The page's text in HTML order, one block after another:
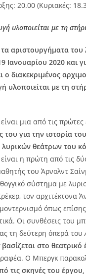
20.00 (Κυριακές:
υλοποιείται με τη
αριστουργήματα
Ιανουαρίου 2020 και
ο διακεκριμένος
υλοποιείται με τη
είναι μια από τις
του για την ιστορία
θεάτρων του
είναι η πρώτη από τις
του Άρνολντ
σύστημα με
τον αρχιτέκτονα
όπως
Οι συνθέσεις του
τη δεύτερη όπερά του
βασίζεται στο
Ο Μπεργκ
τις σκηνές του